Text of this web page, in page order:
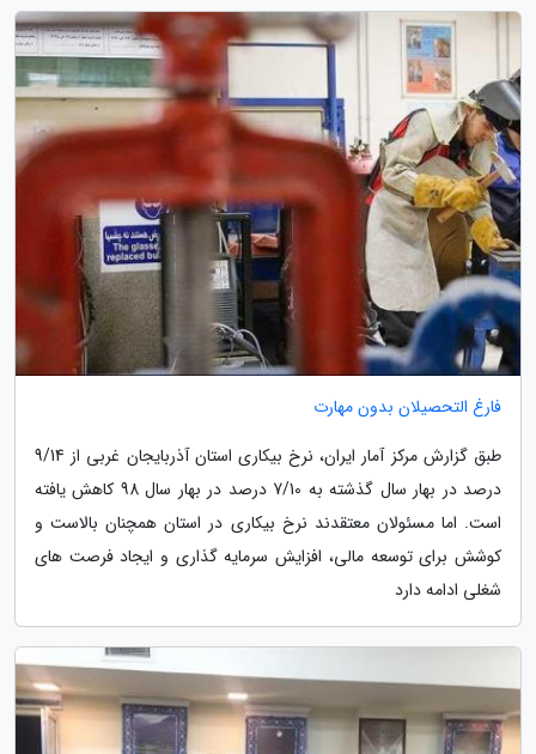
فارغ التحصیلان بدون مهارت
طبق گزارش مرکز آمار ایران، نرخ بیکاری استان آذربایجان غربی از 9/14
درصد در بهار سال گذشته به 7/10 درصد در بهار سال 98 کاهش یافته
است. اما مسئولان معتقدند نرخ بیکاری در استان همچنان بالاست و
کوشش برای توسعه مالی، افزایش سرمایه گذاری و ایجاد فرصت های
شغلی ادامه دارد